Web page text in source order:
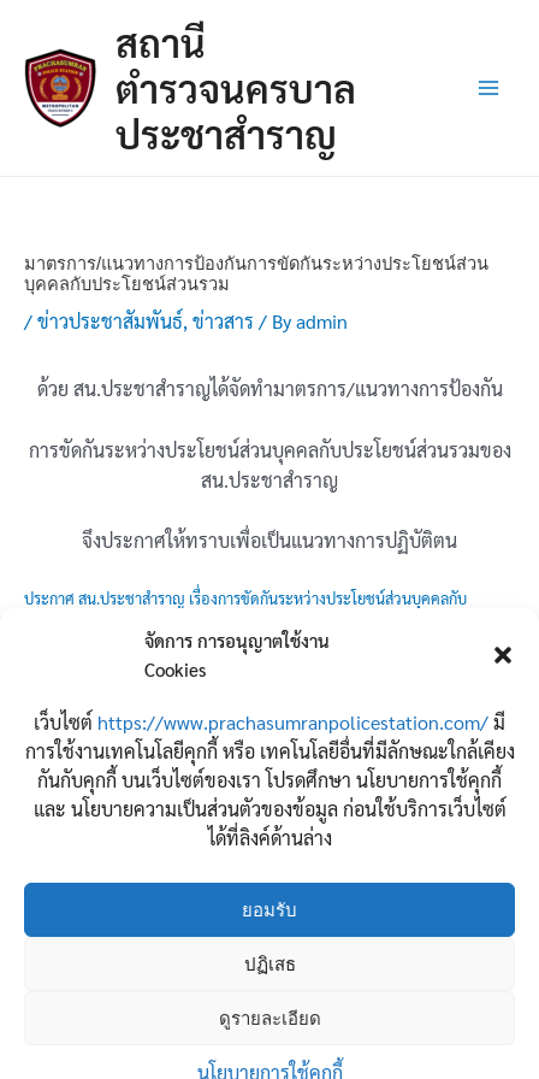
จัดการ การอนุญาตใช้งาน
Cookies
เว็บไซต์ https://www.prachasumranpolicestation.com/มี
การใช้งานเทคโนโลยีคุกกี้ หรือ เทคโนโลยีอื่นที่มีลักษณะใกล้เคียง
กันกับคุกกี้ บนเว็บไซต์ของเรา โปรดศึกษา นโยบายการใช้คุกกี้
และ นโยบายความเป็นส่วนตัวของข้อมูล ก่อนใช้บริการเว็บไซต์
ได้ที่ลิงค์ด้านล่าง
ยอมรับ
ปฏิเสธ
ดูรายละเอียด
นโยบายการใช้คุกกี้
content
สถานี
ตำรวจนครบาล
ประชาสำราญ
มาตรการ/แนวทางการป้องกันการขัดกันระหว่างประโยชน์ส่วน
บุคคลกับประโยชน์ส่วนรวม
/ข่าวประชาสัมพันธ์, ข่าวสาร / Byadmin
ด้วย สน.ประชาสำราญได้จัดทำมาตรการ/แนวทางการป้องกัน
การขัดกันระหว่างประโยชน์ส่วนบุคคลกับประโยชน์ส่วนรวมของ
สน.ประชาสำราญ
จึงประกาศให้ทราบเพื่อเป็นแนวทางการปฏิบัติตน
ประกาศ สน.ประชาสำราญ เรื่องการขัดกันระหว่างประโยชน์ส่วนบุคคลกับ
Download
จำนวนผู้เข้าชม:59
navigation